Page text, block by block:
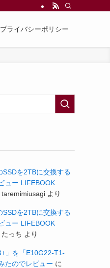
プライバシーポリシー
を2TBに交換する
ュー LIFEBOOK
taremimiusagi より
を2TBに交換する
ュー LIFEBOOK
たっち より
」を「E10G22-T1-
たのでレビュー に